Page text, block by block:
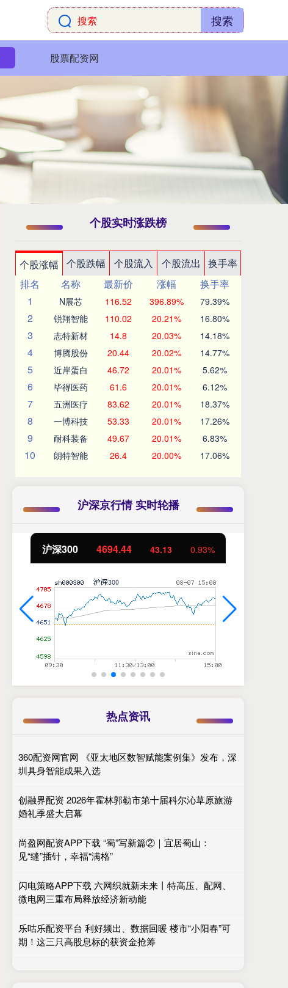
搜索
股票配资网
个股实时涨跌榜
个股涨幅 个股跌幅 个股流入 个股流出
换手率
排名
名称 最新价 涨幅
换手率
1
N展芯 116.52 396.89% 79.39%
2 锐翔智能 110.02 20.21% 16.80%
3 志特新材 14.8 20.03% 14.18%
4 博腾股份 20.44 20.02% 14.77%
5 近岸蛋白 46.72 20.01% 5.62%
6 毕得医药 61.6 20.01% 6.12%
7 五洲医疗 83.62 20.01% 18.37%
8 一博科技 53.33 20.01% 17.26%
9 耐科装备 49.67 20.01% 6.83%
10 朗特智能 26.4 20.00% 17.06%
沪深京行情 实时轮播
沪深300 4694.44 43.13 0.93%
热点资讯
360配资网官网 《亚太地区数智赋能案例集》发布，深
圳具身智能成果入选
创融界配资 2026年霍林郭勒市第十届科尔沁草原旅游
婚礼季盛大启幕
尚盈网配资APP下载 “蜀”写新篇②｜宜居蜀山：
见“缝”插针，幸福“满格”
闪电策略APP下载 六网织就新未来丨特高压、配网、
微电网三重布局释放经济新动能
乐咕乐配资平台 利好频出、数据回暖 楼市“小阳春”可
期！这三只高股息标的获资金抢筹